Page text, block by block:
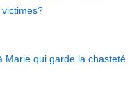
Marie qui garde la chasteté